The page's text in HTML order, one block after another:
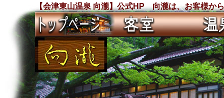
【会津東山温泉 向瀧】公式HP 向瀧は、お客様か